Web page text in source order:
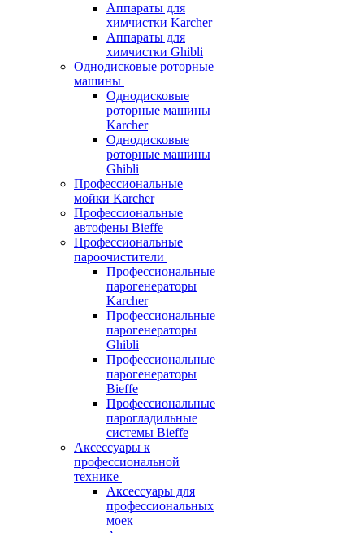
Аппараты для
химчистки Karcher
Аппараты для
химчистки Ghibli
Однодисковые роторные
машины
Однодисковые
роторные машины
Karcher
Однодисковые
роторные машины
Ghibli
Профессиональные
мойки Karcher
Профессиональные
автофены Bieffe
Профессиональные
пароочистители
Профессиональные
парогенераторы
Karcher
Профессиональные
парогенераторы
Ghibli
Профессиональные
парогенераторы
Bieffe
Профессиональные
парогладильные
системы Bieffe
Аксессуары к
профессиональной
технике
Аксессуары для
профессиональных
моек